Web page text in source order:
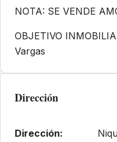
NOTA: SE VENDE
OBJETIVO
Vargas
Dirección
Dirección: